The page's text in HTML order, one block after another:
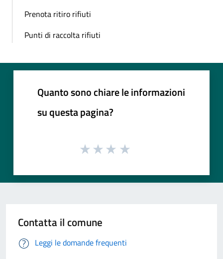
Prenota ritiro rifiuti
Punti di raccolta rifiuti
Quanto sono chiare le informazioni
su questa pagina?
Contatta il comune
Leggi le domande frequenti